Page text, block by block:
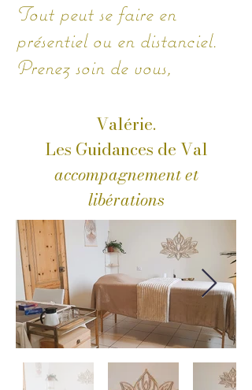
​Tout peut se faire en
présentiel ou en distanciel.
Prenez soin de vous,
Valérie.​​​
Les Guidances de Val
accompagnement et
libérations